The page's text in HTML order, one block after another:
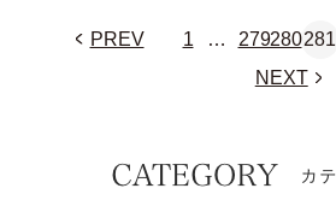
PREV 1 … 279280281
NEXT